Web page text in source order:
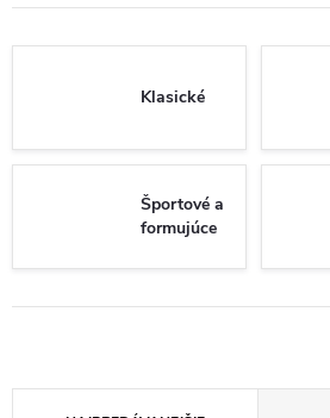
Klasické
Športové a
formujúce